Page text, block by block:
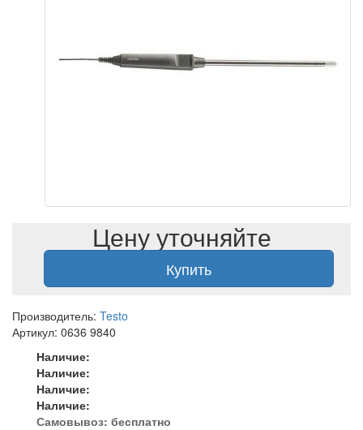
Цену уточняйте
Купить
Производитель: Testo
Артикул: 0636 9840
Наличие:
Наличие:
Наличие:
Наличие:
Самовывоз: бесплатно